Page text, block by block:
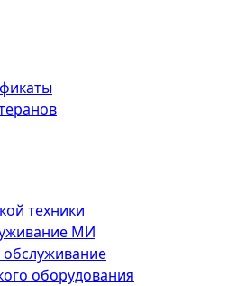
техники
МИ
оборудования